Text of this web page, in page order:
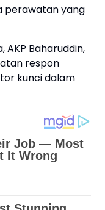
perawatan yang
AKP Baharuddin,
respon
kunci dalam